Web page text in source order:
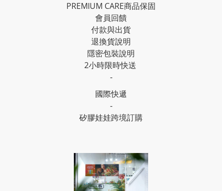
PREMIUM CARE商品保固
會員回饋
付款與出貨
退換貨說明
隱密包裝說明
2小時限時快送
-
國際快遞
-
矽膠娃娃跨境訂購